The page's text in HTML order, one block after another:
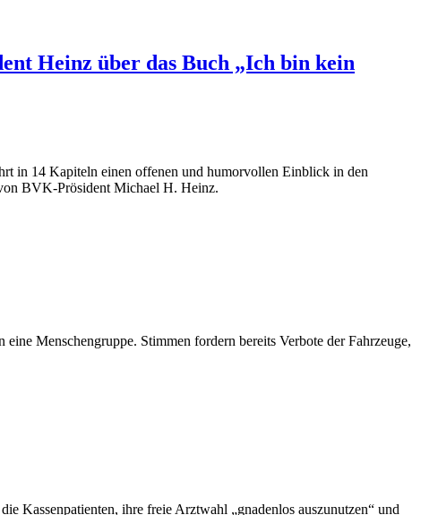
Heinz über das Buch „Ich bin kein
in 14 Kapiteln einen offenen und humorvollen Einblick in den
BVK-Prösident Michael H. Heinz.
Menschengruppe. Stimmen fordern bereits Verbote der Fahrzeuge,
Kassenpatienten, ihre freie Arztwahl „gnadenlos auszunutzen“ und